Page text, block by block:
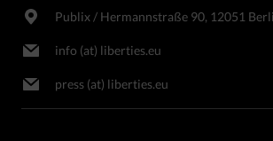
Publix​ / Hermannstraße 90, 12051
info (at) liberties.eu
press (at) liberties.eu